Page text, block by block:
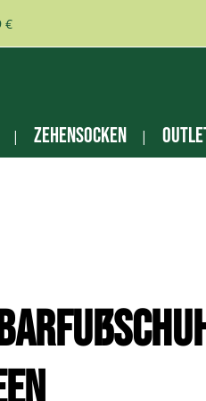
€
Zehensocken